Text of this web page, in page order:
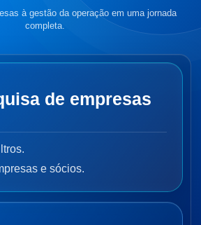
à gestão da operação em uma jornada
completa.
de empresas
e sócios.